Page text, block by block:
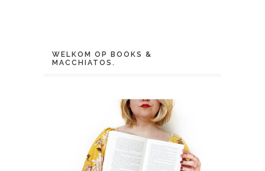
WELKOM OP BOOKS &
MACCHIATOS.